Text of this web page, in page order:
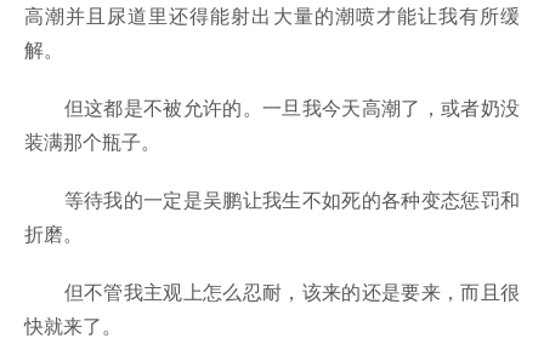
高潮并且尿道里还得能射出大量的潮喷才能让我有所缓
解。
但这都是不被允许的。一旦我今天高潮了，或者奶没
装满那个瓶子。
等待我的一定是吴鹏让我生不如死的各种变态惩罚和
折磨。
但不管我主观上怎么忍耐，该来的还是要来，而且很
快就来了。